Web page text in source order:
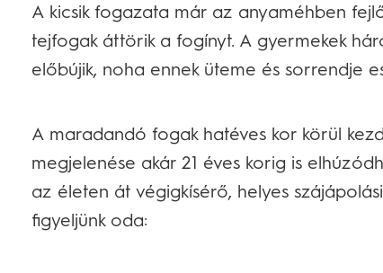
A kicsik fogazata már az anyaméhben
tejfogak áttörik a fogínyt. A gyermekek
előbújik, noha ennek üteme és sorrendje
A maradandó fogak hatéves kor körül
megjelenése akár 21 éves korig is
az életen át végigkísérő, helyes
figyeljünk oda: